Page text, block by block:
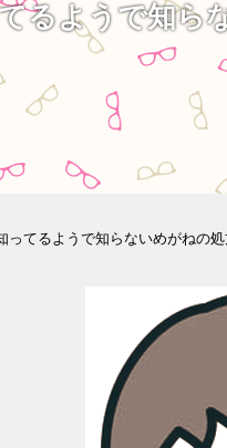
るようで知ら
ってるようで知らないめがねの